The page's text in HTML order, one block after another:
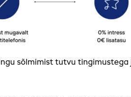
sõlmimist tutvu